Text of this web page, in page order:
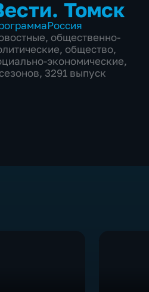
Томск
Россия
, общественно-
, общество,
экономические,
3291 выпуск